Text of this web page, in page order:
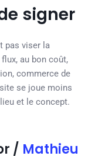
signer
pas viser la
au bon coût,
commerce de
se joue moins
et le concept.
/ Mathieu